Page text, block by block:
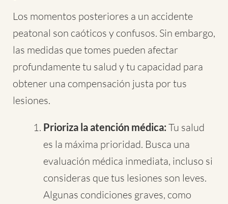
Los momentos posteriores a un accidente
peatonal son caóticos y confusos. Sin embargo,
las medidas que tomes pueden afectar
profundamente tu salud y tu capacidad para
obtener una compensación justa por tus
lesiones.
Prioriza la atención médica: Tu salud
es la máxima prioridad. Busca una
evaluación médica inmediata, incluso si
consideras que tus lesiones son leves.
Algunas condiciones graves, como